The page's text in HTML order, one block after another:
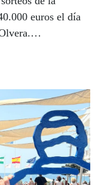
euros el día